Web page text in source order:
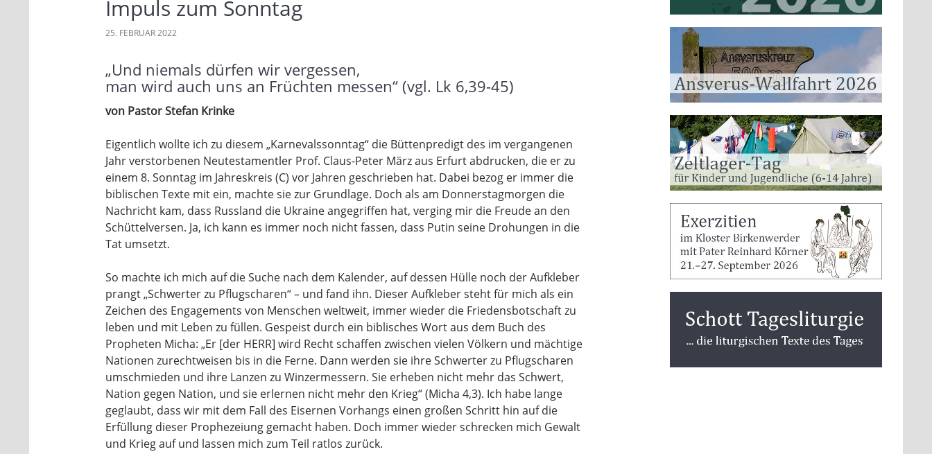
Impuls zum Sonntag
25. FEBRUAR 2022
„Und niemals dürfen wir vergessen,
man wird auch uns an Früchten messen“ (vgl. Lk 6,39-45)
von Pastor Stefan Krinke
Eigentlich wollte ich zu diesem „Karnevalssonntag“ die Büttenpredigt des im vergangenen
Jahr verstorbenen Neutestamentler Prof. Claus-Peter März aus Erfurt abdrucken, die er zu
einem 8. Sonntag im Jahreskreis (C) vor Jahren geschrieben hat. Dabei bezog er immer die
biblischen Texte mit ein, machte sie zur Grundlage. Doch als am Donnerstagmorgen die
Nachricht kam, dass Russland die Ukraine angegriffen hat, verging mir die Freude an den
Schüttelversen. Ja, ich kann es immer noch nicht fassen, dass Putin seine Drohungen in die
Tat umsetzt.
So machte ich mich auf die Suche nach dem Kalender, auf dessen Hülle noch der Aufkleber
prangt „Schwerter zu Pflugscharen“ – und fand ihn. Dieser Aufkleber steht für mich als ein
Zeichen des Engagements von Menschen weltweit, immer wieder die Friedensbotschaft zu
leben und mit Leben zu füllen. Gespeist durch ein biblisches Wort aus dem Buch des
Propheten Micha: „Er [der HERR] wird Recht schaffen zwischen vielen Völkern und mächtige
Nationen zurechtweisen bis in die Ferne. Dann werden sie ihre Schwerter zu Pflugscharen
umschmieden und ihre Lanzen zu Winzermessern. Sie erheben nicht mehr das Schwert,
Nation gegen Nation, und sie erlernen nicht mehr den Krieg“ (Micha 4,3). Ich habe lange
geglaubt, dass wir mit dem Fall des Eisernen Vorhangs einen großen Schritt hin auf die
Erfüllung dieser Prophezeiung gemacht haben. Doch immer wieder schrecken mich Gewalt
und Krieg auf und lassen mich zum Teil ratlos zurück.